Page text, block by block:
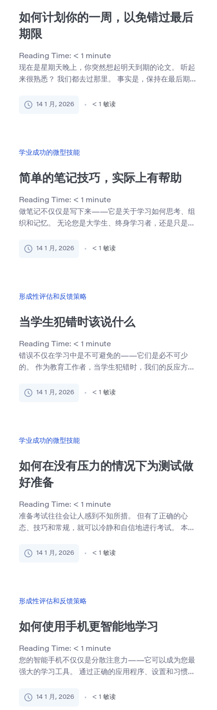
如何计划你的一周，以免错过最后
期限
Reading Time: < 1 minute
现在是星期天晚上，你突然想起明天到期的论文。 听起
来很熟悉？ 我们都去过那里。 事实是，保持在最后期限
14 1 月, 2026 < 1 敏读
学业成功的微型技能
简单的笔记技巧，实际上有帮助
Reading Time: < 1 minute
做笔记不仅仅是写下来——它是关于学习如何思考、组
织和记忆。 无论您是大学生、终身学习者，还是只是想
14 1 月, 2026 < 1 敏读
形成性评估和反馈策略
当学生犯错时该说什么
Reading Time: < 1 minute
错误不仅在学习中是不可避免的——它们是必不可少
的。 作为教育工作者，当学生犯错时，我们的反应方式
14 1 月, 2026 < 1 敏读
学业成功的微型技能
如何在没有压力的情况下为测试做
好准备
Reading Time: < 1 minute
准备考试往往会让人感到不知所措。 但有了正确的心
态、技巧和常规，就可以冷静和自信地进行考试。 本指
14 1 月, 2026 < 1 敏读
形成性评估和反馈策略
如何使用手机更智能地学习
Reading Time: < 1 minute
您的智能手机不仅仅是分散注意力——它可以成为您最
强大的学习工具。 通过正确的应用程序、设置和习惯，
14 1 月, 2026 < 1 敏读